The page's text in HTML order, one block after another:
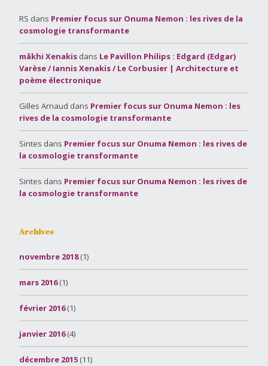
RS dans Premier focus sur Onuma Nemon : les rives de la
cosmologie transformante
mâkhi Xenakis dans Le Pavillon Philips : Edgard (Edgar)
Varèse / Iannis Xenakis / Le Corbusier | Architecture et
poème électronique
Gilles Arnaud dans Premier focus sur Onuma Nemon : les
rives de la cosmologie transformante
Sintes dans Premier focus sur Onuma Nemon : les rives de
la cosmologie transformante
Sintes dans Premier focus sur Onuma Nemon : les rives de
la cosmologie transformante
Archives
novembre 2018(1)
mars 2016(1)
février 2016(1)
janvier 2016(4)
décembre 2015 (11)